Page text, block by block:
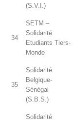
(S.V.I.)
34
SETM –
Solidarité
Etudiants Tiers-
Monde
35
Solidarité
Belgique-
Sénégal
(S.B.S.)
Solidarité